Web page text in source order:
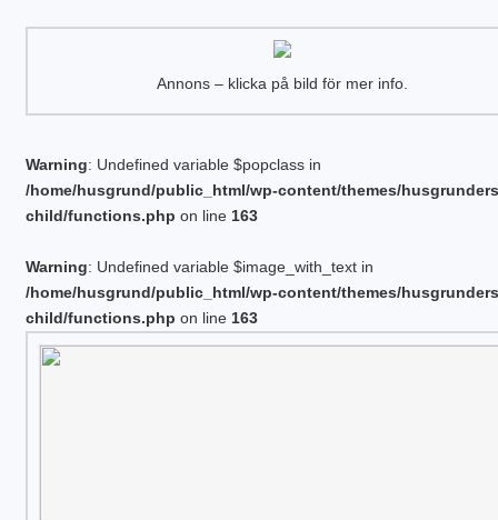
Annons – klicka på bild för mer info.
Warning: Undefined variable $popclass in
/home/husgrund/public_html/wp-content/themes/
child/functions.php on line 163
Warning: Undefined variable $image_with_text in
/home/husgrund/public_html/wp-content/themes/
child/functions.php on line 163